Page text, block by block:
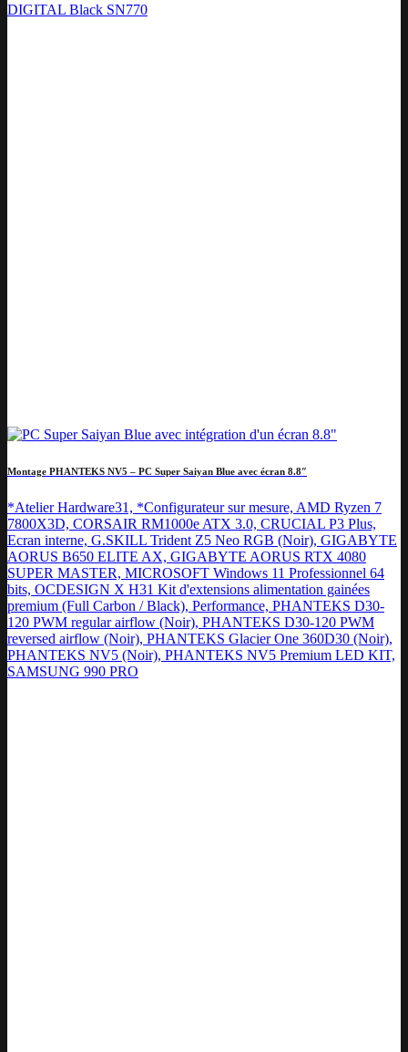
DIGITAL Black SN770
Montage PHANTEKS NV5 – PC Super Saiyan Blue avec écran 8.8″
*Atelier Hardware31, *Configurateur sur mesure, AMD Ryzen 7
7800X3D, CORSAIR RM1000e ATX 3.0, CRUCIAL P3 Plus,
Ecran interne, G.SKILL Trident Z5 Neo RGB (Noir), GIGABYTE
AORUS B650 ELITE AX, GIGABYTE AORUS RTX 4080
SUPER MASTER, MICROSOFT Windows 11 Professionnel 64
bits, OCDESIGN X H31 Kit d'extensions alimentation gainées
premium (Full Carbon / Black), Performance, PHANTEKS D30-
120 PWM regular airflow (Noir), PHANTEKS D30-120 PWM
reversed airflow (Noir), PHANTEKS Glacier One 360D30 (Noir),
PHANTEKS NV5 (Noir), PHANTEKS NV5 Premium LED KIT,
SAMSUNG 990 PRO